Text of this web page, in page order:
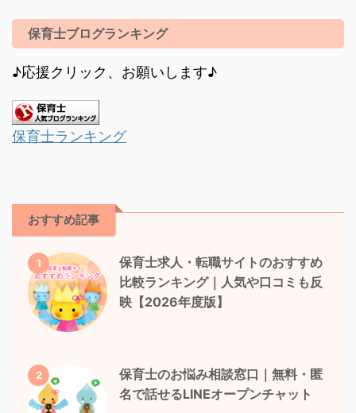
保育士ブログランキング
♪応援クリック、お願いします♪
保育士ランキング
おすすめ記事
1
保育士求人・転職サイトのおすすめ
比較ランキング｜人気や口コミも反
映【2026年度版】
2
保育士のお悩み相談窓口｜無料・匿
名で話せるLINEオープンチャット